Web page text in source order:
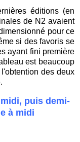
éditions (en
de N2 avaient
pour ce
si des favoris se
ayant fini première
est beaucoup
des deux
puis demi-
à midi